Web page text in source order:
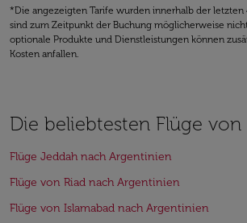
*Die angezeigten Tarife wurden innerhalb der letzten
sind zum Zeitpunkt der Buchung möglicherweise
optionale Produkte und Dienstleistungen können
Kosten anfallen.
Die beliebtesten Flüge von
Flüge Jeddah nach Argentinien
Flüge von Riad nach Argentinien
Flüge von Islamabad nach Argentinien